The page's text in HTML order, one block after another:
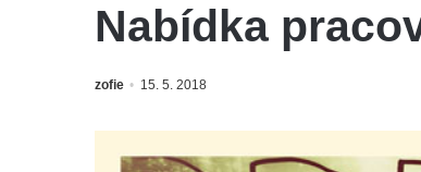
Nabídka
zofie 15. 5. 2018